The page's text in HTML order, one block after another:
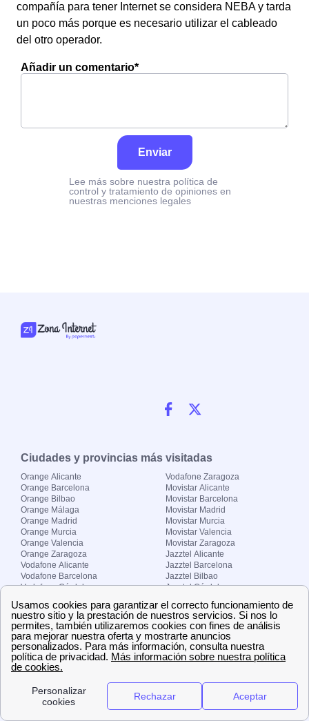
compañía para tener Internet se considera NEBA y tarda
un poco más porque es necesario utilizar el cableado
del otro operador.
Añadir un comentario*
Enviar
Lee más sobre nuestra política de
control y tratamiento de opiniones en
nuestras menciones legales
Ciudades y provincias más visitadas
Orange Alicante
Orange Barcelona
Orange Bilbao
Orange Málaga
Orange Madrid
Orange Murcia
Orange Valencia
Orange Zaragoza
Vodafone Alicante
Vodafone Barcelona
Vodafone Córdoba
Vodafone Madrid
Vodafone Murcia
Vodafone Valencia
Vodafone Zaragoza
Movistar Alicante
Movistar Barcelona
Movistar Madrid
Movistar Murcia
Movistar Valencia
Movistar Zaragoza
Jazztel Alicante
Jazztel Barcelona
Jazztel Bilbao
Jazztel Córdoba
Jazztel Málaga
Jazztel Valencia
Jazztel Zaragoza
Sobre Zona-internet.com
¿Quiénes somos?
El grupo papernest
Aviso legal Nuestras ofertas de trabajo